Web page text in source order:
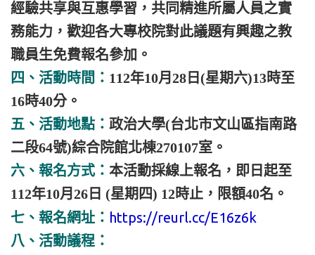
經驗共享與互惠學習，共同精進所屬人員之實
務能力，歡迎各大專校院對此議題有興趣之教
職員生免費報名參加。
四、活動時間： 112年10月28日(星期六)13時至
16時40分。
五、活動地點： 政治大學(台北市文山區指南路
二段64號)綜合院館北棟270107室。
六、報名方式： 本活動採線上報名，即日起至
112年10月26日 (星期四) 12時止，限額40名。
七、報名網址： https://reurl.cc/E16z6k
八、活動議程：